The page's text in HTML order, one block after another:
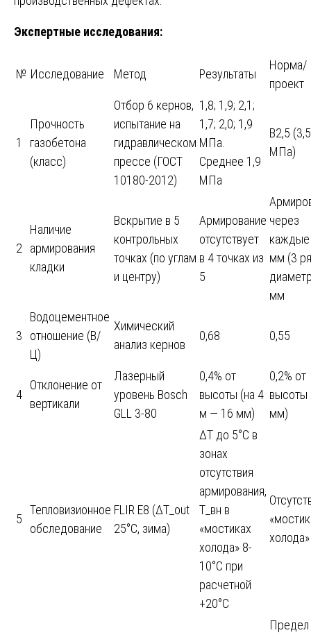
Экспертные исследования:
№ Исследование Метод Результаты
Норма/
проект
1
Прочность
газобетона
(класс)
Отбор 6 кернов,
испытание на
гидравлическом
прессе (ГОСТ
10180-2012)
1,8; 1,9; 2,1;
1,7; 2,0; 1,9
МПа.
Среднее 1,9
МПа
B2,5 (3,5
МПа)
2
Наличие
армирования
кладки
Вскрытие в 5
контрольных
точках (по углам
и центру)
Армирование
отсутствует
в 4 точках из
5
через
мм (3
мм
3
Водоцементное
отношение (В/
Ц)
Химический
анализ кернов
0,68 0,55
4
Отклонение от
вертикали
Лазерный
уровень Bosch
GLL 3-80
0,4% от
высоты (на 4
м — 16 мм)
0,2% от
высоты
мм)
5
Тепловизионное
обследование
FLIR E8 (ΔT_out
25°C, зима)
ΔT до 5°C в
зонах
отсутствия
армирования,
T_вн в
«мостиках
холода» 8-
10°C при
расчетной
+20°C
холода»
Предел